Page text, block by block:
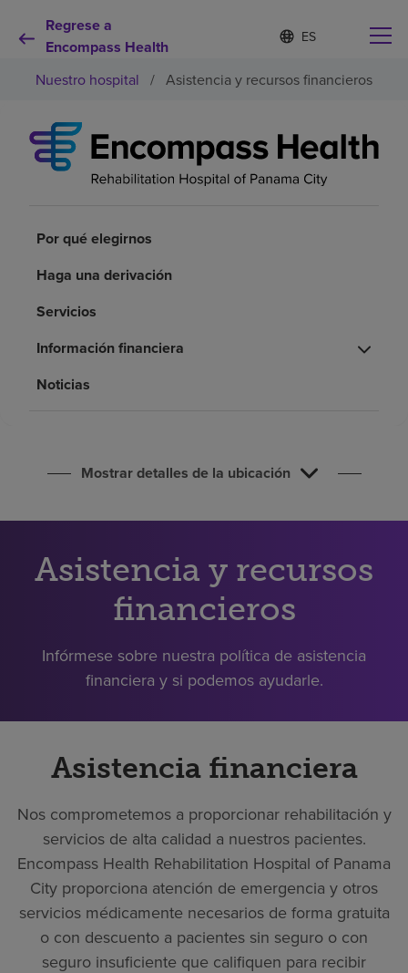
Regrese a
Encompass Health
Lista
de
contraída
d
o
s
e
e
Por qué debe elegirnos
Recursos de salud
Empleos
Pagar mi factura
Nuestro hospital / Asistencia y recursos financieros
Por qué elegirnos
Haga una derivación
Servicios
Información financiera
Noticias
Mostrar detalles de la ubicación
Asistencia y recursos
financieros
Infórmese sobre nuestra política de asistencia
financiera y si podemos ayudarle.
Asistencia financiera
Nos comprometemos a proporcionar rehabilitación y
servicios de alta calidad a nuestros pacientes.
Encompass Health Rehabilitation Hospital of Panama
City proporciona atención de emergencia y otros
servicios médicamente necesarios de forma gratuita
o con descuento a pacientes sin seguro o con
seguro insuficiente que califiquen para recibir